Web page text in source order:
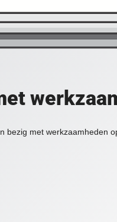
bezig met werkzaamheden